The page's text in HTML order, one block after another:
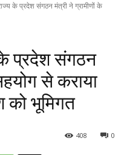
के प्रदेश संगठन मंत्री ने ग्रामीणों के
के प्रदेश संगठन
से कराया
को भूमिगत
0
408